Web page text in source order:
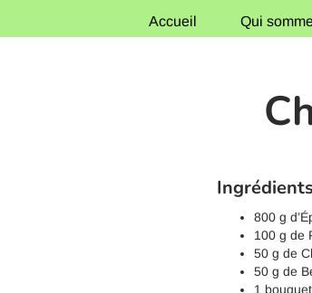
Accueil Qui
800 g
100 g de
50 g de
50 g de
1